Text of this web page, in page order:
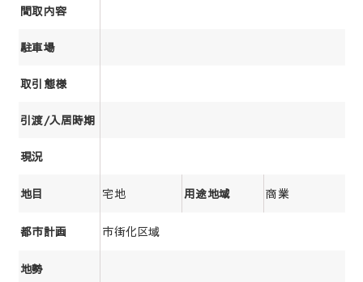
間取内容
駐車場
取引態様
引渡/入居時期
現況
地目 宅地 用途地域 商業
都市計画 市街化区域
地勢